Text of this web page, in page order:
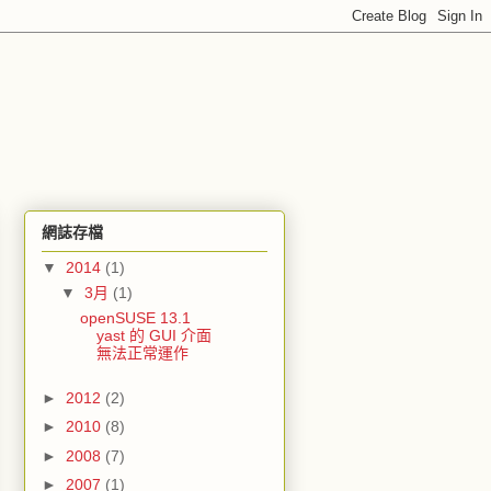
網誌存檔
▼ 2014 (1)
▼ 3月 (1)
openSUSE 13.1
yast 的 GUI 介面
無法正常運作
► 2012 (2)
► 2010 (8)
► 2008 (7)
► 2007 (1)